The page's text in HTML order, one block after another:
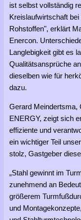
ist selbst vollständig
Kreislaufwirtschaft
Rohstoffen", erklärt
Enercon.
Langlebigkeit gibt es
Qualitätsansprüche
dieselben wie für
dazu.
Gerard Meindertsma,
ENERGY, zeigt sich
effiziente und
ein wichtiger Teil
stolz, Gastgeber
„Stahl gewinnt im
zunehmend an
größerem
und